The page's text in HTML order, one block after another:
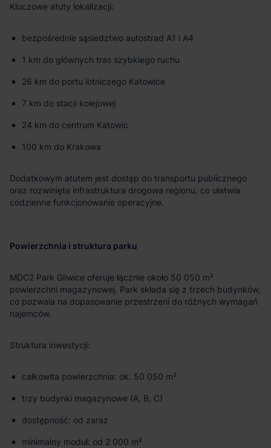
Kluczowe atuty lokalizacji:
bezpośrednie sąsiedztwo autostrad A1 i A4
1 km do głównych tras szybkiego ruchu
26 km do portu lotniczego Katowice
7 km do stacji kolejowej
24 km do centrum Katowic
100 km do Krakowa
Dodatkowym atutem jest dostęp do transportu publicznego
oraz rozwinięta infrastruktura drogowa regionu, co ułatwia
codzienne funkcjonowanie operacyjne.
Powierzchnia i struktura parku
MDC2 Park Gliwice oferuje łącznie około 50 050 m²
powierzchni magazynowej. Park składa się z trzech budynków,
co pozwala na dopasowanie przestrzeni do różnych wymagań
najemców.
Struktura inwestycji:
całkowita powierzchnia: ok. 50 050 m²
trzy budynki magazynowe (A, B, C)
dostępność: od zaraz
minimalny moduł: od 2 000 m²